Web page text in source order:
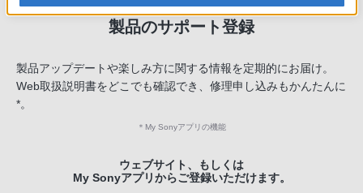
製品のサポート登録
製品アップデートや楽しみ方に関する情報を定期的にお届け。
Web取扱説明書をどこでも確認でき、修理申し込みもかんたんに
*。
＊ My Sonyアプリの機能
ウェブサイト、もしくは
My Sonyアプリからご登録いただけます。